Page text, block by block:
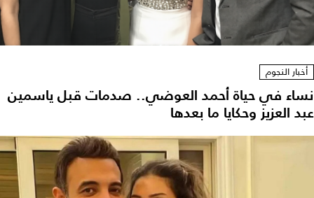
أخبار النجوم
نساء في حياة أحمد العوضي.. صدمات قبل ياسمين
عبد العزيز وحكايا ما بعدها